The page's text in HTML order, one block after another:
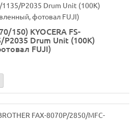
150) KYOCERA FS-
Drum Unit (100K)
FUJI)